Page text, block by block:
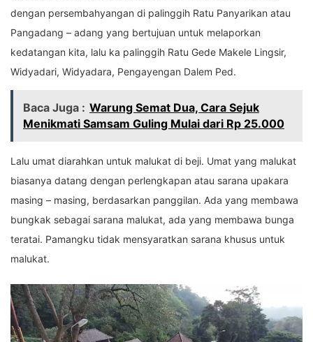
dengan persembahyangan di palinggih Ratu Panyarikan atau
Pangadang – adang yang bertujuan untuk melaporkan
kedatangan kita, lalu ka palinggih Ratu Gede Makele Lingsir,
Widyadari, Widyadara, Pengayengan Dalem Ped.
Baca Juga : Warung Semat Dua, Cara Sejuk
Menikmati Samsam Guling Mulai dari Rp 25.000
Lalu umat diarahkan untuk malukat di beji. Umat yang malukat
biasanya datang dengan perlengkapan atau sarana upakara
masing – masing, berdasarkan panggilan. Ada yang membawa
bungkak sebagai sarana malukat, ada yang membawa bunga
teratai. Pamangku tidak mensyaratkan sarana khusus untuk
malukat.